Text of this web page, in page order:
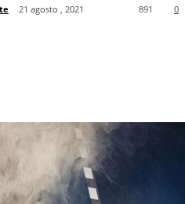
21 agosto , 2021 0
891